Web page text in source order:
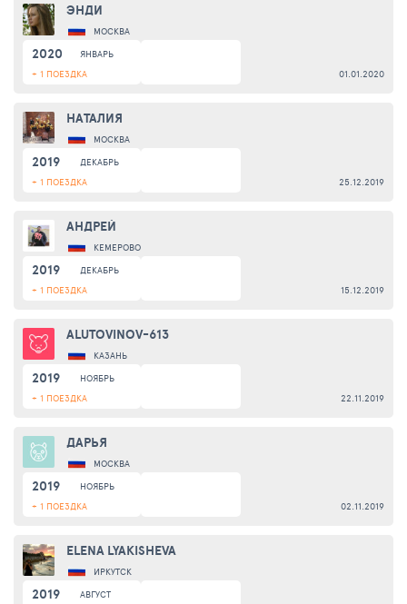
ЭНДИ
МОСКВА
2020
ЯНВАРЬ
+ 1 ПОЕЗДКА
01.01.2020
НАТАЛИЯ
МОСКВА
2019
ДЕКАБРЬ
+ 1 ПОЕЗДКА
25.12.2019
АНДРЕЙ
КЕМЕРОВО
2019
ДЕКАБРЬ
+ 1 ПОЕЗДКА
15.12.2019
ALUTOVINOV-613
КАЗАНЬ
2019
НОЯБРЬ
+ 1 ПОЕЗДКА
22.11.2019
ДАРЬЯ
МОСКВА
2019
НОЯБРЬ
+ 1 ПОЕЗДКА
02.11.2019
ELENA LYAKISHEVA
ИРКУТСК
2019
АВГУСТ